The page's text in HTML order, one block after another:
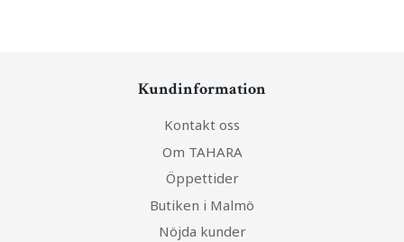
Kundinformation
Kontakt oss
Om TAHARA
Öppettider
Butiken i Malmö
Nöjda kunder